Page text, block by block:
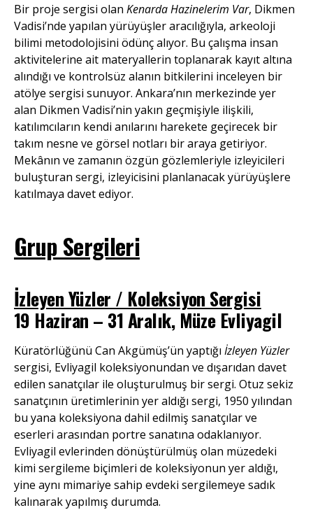
Bir proje sergisi olan Kenarda Hazinelerim Var, Dikmen
Vadisi’nde yapılan yürüyüşler aracılığıyla, arkeoloji
bilimi metodolojisini ödünç alıyor. Bu çalışma insan
aktivitelerine ait materyallerin toplanarak kayıt altına
alındığı ve kontrolsüz alanın bitkilerini inceleyen bir
atölye sergisi sunuyor. Ankara’nın merkezinde yer
alan Dikmen Vadisi’nin yakın geçmişiyle ilişkili,
katılımcıların kendi anılarını harekete geçirecek bir
takım nesne ve görsel notları bir araya getiriyor.
Mekânın ve zamanın özgün gözlemleriyle izleyicileri
buluşturan sergi, izleyicisini planlanacak yürüyüşlere
katılmaya davet ediyor.
Grup Sergileri
İzleyen Yüzler / Koleksiyon Sergisi
19 Haziran – 31 Aralık, Müze Evliyagil
Küratörlüğünü Can Akgümüş’ün yaptığı İzleyen Yüzler
sergisi, Evliyagil koleksiyonundan ve dışarıdan davet
edilen sanatçılar ile oluşturulmuş bir sergi. Otuz sekiz
sanatçının üretimlerinin yer aldığı sergi, 1950 yılından
bu yana koleksiyona dahil edilmiş sanatçılar ve
eserleri arasından portre sanatına odaklanıyor.
Evliyagil evlerinden dönüştürülmüş olan müzedeki
kimi sergileme biçimleri de koleksiyonun yer aldığı,
yine aynı mimariye sahip evdeki sergilemeye sadık
kalınarak yapılmış durumda.